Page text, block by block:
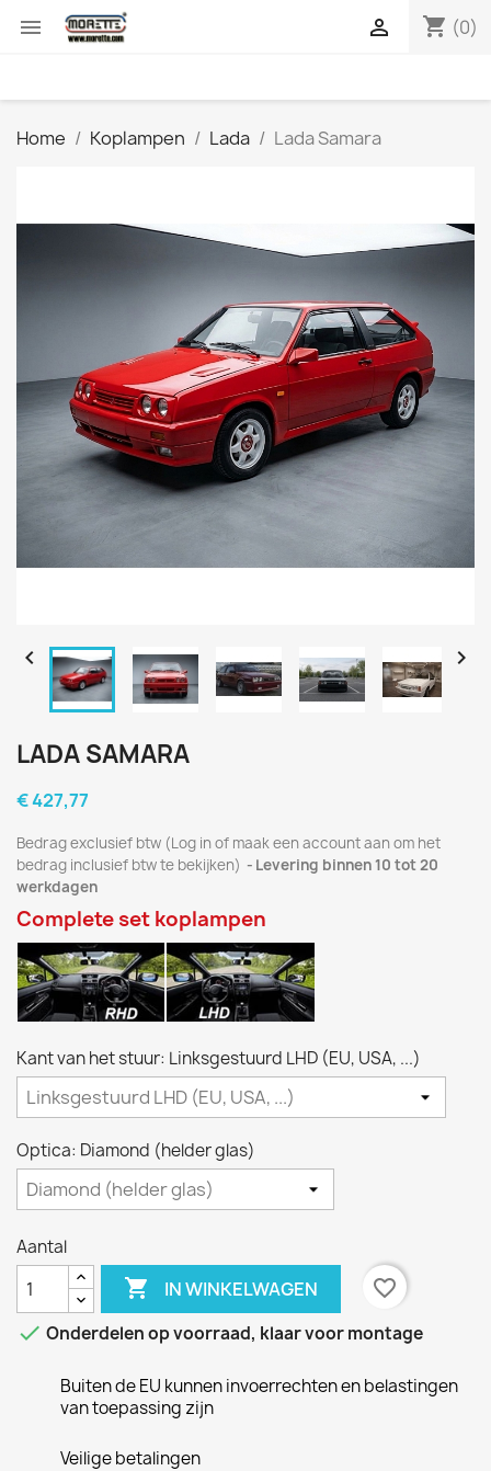
 shopping_cart (0)

Home Koplampen Lada Lada Samara
 
LADA SAMARA
€ 427,77
Bedrag exclusief btw (Log in of maak een account aan om het
bedrag inclusief btw te bekijken)
Levering binnen 10 tot 20
werkdagen
Complete set koplampen
Kant van het stuur: Linksgestuurd LHD (EU, USA, ...)
Optica: Diamond (helder glas)
Aantal
 IN WINKELWAGEN
favorite_border
 Onderdelen op voorraad, klaar voor montage
Buiten de EU kunnen invoerrechten en belastingen
van toepassing zijn
Veilige betalingen